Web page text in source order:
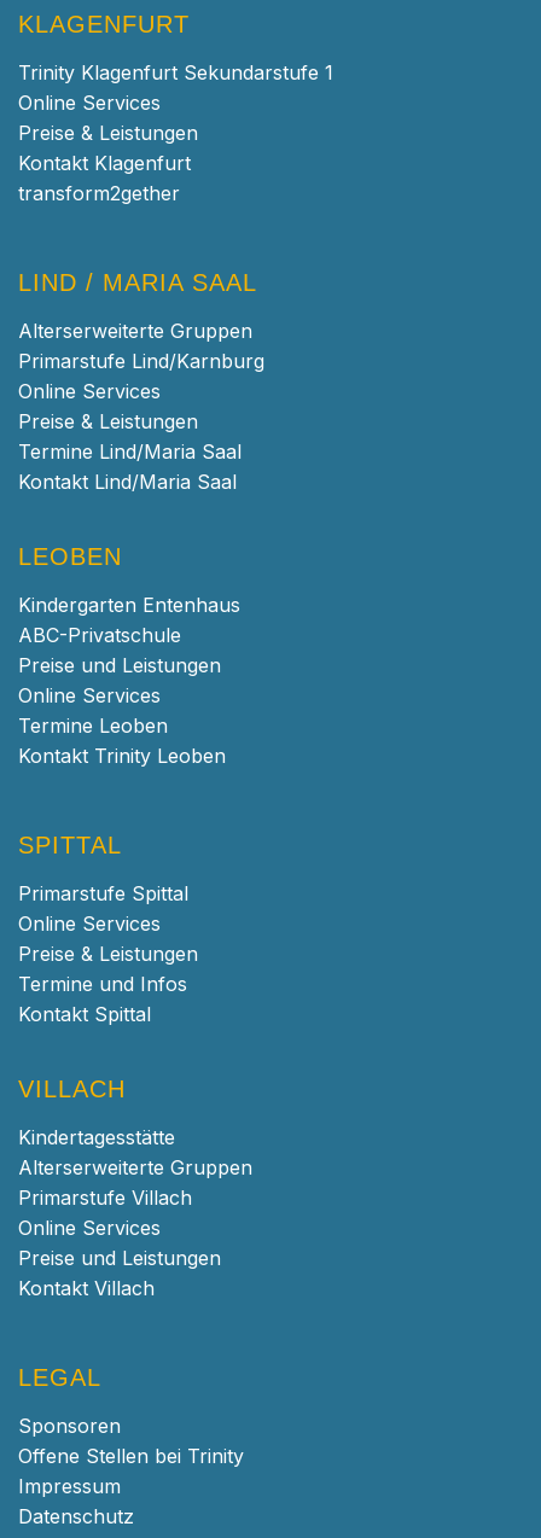
KLAGENFURT
Trinity Klagenfurt Sekundarstufe 1
Online Services
Preise & Leistungen
Kontakt Klagenfurt
transform2gether
LIND / MARIA SAAL
Alterserweiterte Gruppen
Primarstufe Lind/Karnburg
Online Services
Preise & Leistungen
Termine Lind/Maria Saal
Kontakt Lind/Maria Saal
LEOBEN
Kindergarten Entenhaus
ABC-Privatschule
Preise und Leistungen
Online Services
Termine Leoben
Kontakt Trinity Leoben
SPITTAL
Primarstufe Spittal
Online Services
Preise & Leistungen
Termine und Infos
Kontakt Spittal
VILLACH
Kindertagesstätte
Alterserweiterte Gruppen
Primarstufe Villach
Online Services
Preise und Leistungen
Kontakt Villach
LEGAL
Sponsoren
Offene Stellen bei Trinity
Impressum
Datenschutz